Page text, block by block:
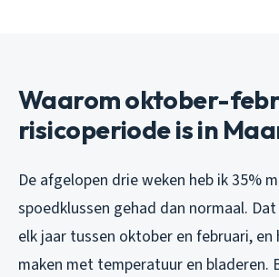
Waarom oktober-
risicoperiode is in
De afgelopen drie weken heb ik 35%
spoedklussen gehad dan normaal.
elk jaar tussen oktober en februari,
maken met temperatuur en bladeren.